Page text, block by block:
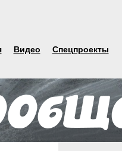
Видео Спецпроекты